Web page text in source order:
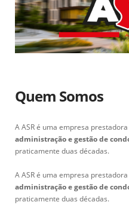
Quem Somos
A ASR é uma empresa
administração e gestão de
praticamente duas décadas.
A ASR é uma empresa
administração e gestão de
praticamente duas décadas.